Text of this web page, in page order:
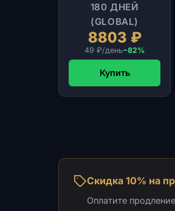
180 ДНЕЙ
(GLOBAL)
8803 ₽
49 ₽/день−82%
Купить
Скидка 10% на
Оплатите